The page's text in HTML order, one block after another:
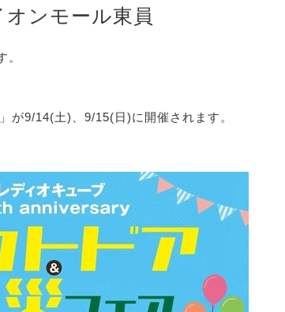
ンモール東員
。
が9/14(土)、9/15(日)に開催されます。